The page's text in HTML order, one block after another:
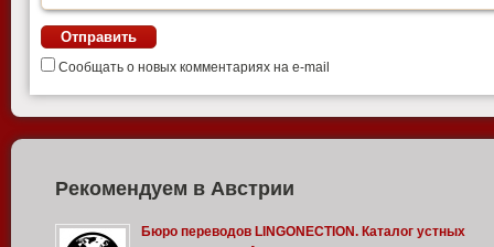
Сообщать о новых комментариях на e-mail
Рекомендуем в Австрии
Бюро переводов LINGONECTION. Каталог устных